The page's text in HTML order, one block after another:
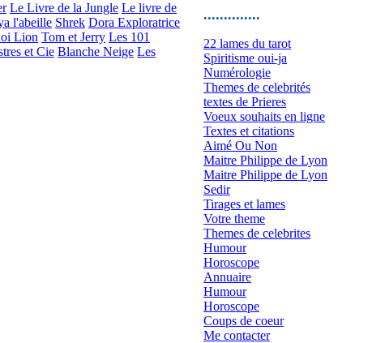
Le Livre de la Jungle Le livre de
l'abeille Shrek Dora Exploratrice
Lion Tom et Jerry Les 101
et Cie Blanche Neige Les
..............
22 lames du tarot
Spiritisme oui-ja
Numérologie
Themes de celebrités
textes de Prieres
Voeux souhaits en ligne
Textes et citations
Aimé Ou Non
Maitre Philippe de Lyon
Maitre Philippe de Lyon
Sedir
Tirages et lames
Votre theme
Themes de celebrites
Humour
Horoscope
Annuaire
Humour
Horoscope
Coups de coeur
Me contacter